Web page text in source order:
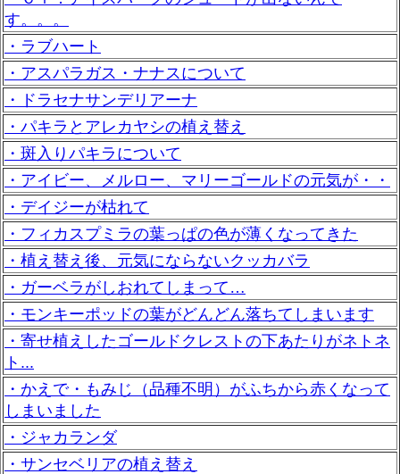
す。。。
・ラブハート
・アスパラガス・ナナスについて
・ドラセナサンデリアーナ
・パキラとアレカヤシの植え替え
・斑入りパキラについて
・アイビー、メルロー、マリーゴールドの元気が・・
・デイジーが枯れて
・フィカスプミラの葉っぱの色が薄くなってきた
・植え替え後、元気にならないクッカバラ
・ガーベラがしおれてしまって…
・モンキーポッドの葉がどんどん落ちてしまいます
・寄せ植えしたゴールドクレストの下あたりがネトネ
ト...
・かえで・もみじ（品種不明）がふちから赤くなって
しまいました
・ジャカランダ
・サンセベリアの植え替え